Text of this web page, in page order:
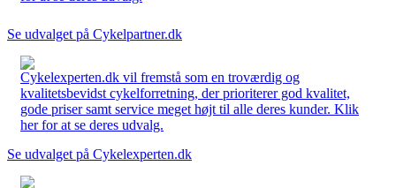
Se udvalget på Cykelpartner.dk
Cykelexperten.dk vil fremstå som en troværdig og
kvalitetsbevidst cykelforretning, der prioriterer god kvalitet,
gode priser samt service meget højt til alle deres kunder. Klik
her for at se deres udvalg.
Se udvalget på Cykelexperten.dk